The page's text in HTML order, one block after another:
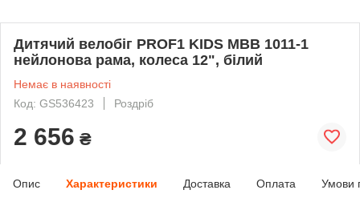
Дитячий велобіг PROF1 KIDS MBB 1011-1
нейлонова рама, колеса 12", білий
Немає в наявності
Код: GS536423
Роздріб
2 656 ₴
Опис Характеристики Доставка Оплата Умови